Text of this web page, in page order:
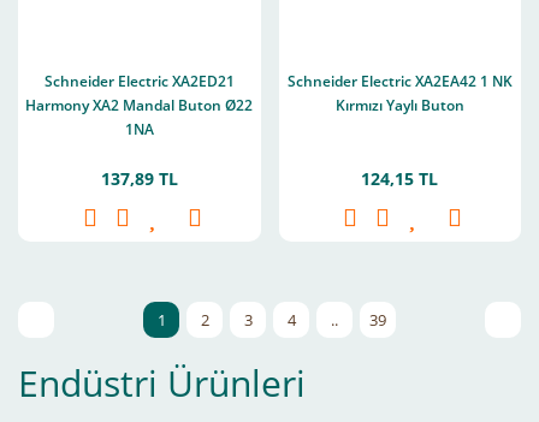
Schneider Electric XA2ED21
Harmony XA2 Mandal Buton Ø22
1NA
137,89 TL
Schneider Electric XA2EA42 1 NK
Kırmızı Yaylı Buton
124,15 TL
1 2 3 4 .. 39
Endüstri Ürünleri